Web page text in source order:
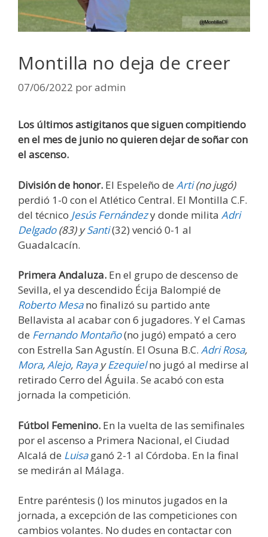
Montilla no deja de creer
07/06/2022 poradmin
Los últimos astigitanos que siguen compitiendo
en el mes de junio no quieren dejar de soñar con
el ascenso.
División de honor. El Espeleño de Arti(no jugó)
perdió 1-0 con el Atlético Central. El Montilla C.F.
del técnico Jesús Fernándezy donde milita Adri
Delgado(83) ySanti(32) venció 0-1 al
Guadalcacín.
Primera Andaluza. En el grupo de descenso de
Sevilla, el ya descendido Écija Balompié de
Roberto Mesano finalizó su partido ante
Bellavista al acabar con 6 jugadores. Y el Camas
de Fernando Montaño(no jugó) empató a cero
con Estrella San Agustín. El Osuna B.C. Adri Rosa,
Mora,Alejo, Raya y Ezequielno jugó al medirse al
retirado Cerro del Águila. Se acabó con esta
jornada la competición.
Fútbol Femenino. En la vuelta de las semifinales
por el ascenso a Primera Nacional, el Ciudad
Alcalá de Luisaganó 2-1 al Córdoba. En la final
se medirán al Málaga.
Entre paréntesis () los minutos jugados en la
jornada, a excepción de las competiciones con
cambios volantes. No dudes en contactar con